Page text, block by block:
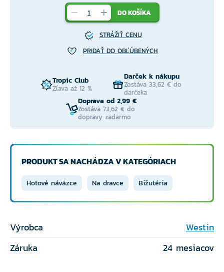
DO KOŠÍKA
STRÁŽIŤ CENU
PRIDAŤ DO OBĽÚBENÝCH
Tropic Club
Zľava až 12 %
Darček k nákupu
Zostáva 33,62 € do
darčeka
Doprava od 2,99 €
Zostáva 73,62 € do
dopravy zadarmo
PRODUKT SA NACHÁDZA V KATEGÓRIACH
Hotové náväzce Na dravce Bižutéria
Výrobca
Westin
Záruka
24 mesiacov